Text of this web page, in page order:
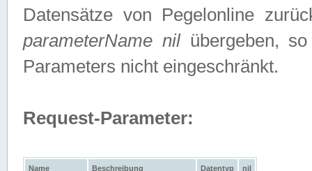
Datensätze von Pegelonline
parameterName nilübergeben, so
Parameters nicht eingeschränkt.
Request-Parameter:
Name Beschreibung Datentyp nil